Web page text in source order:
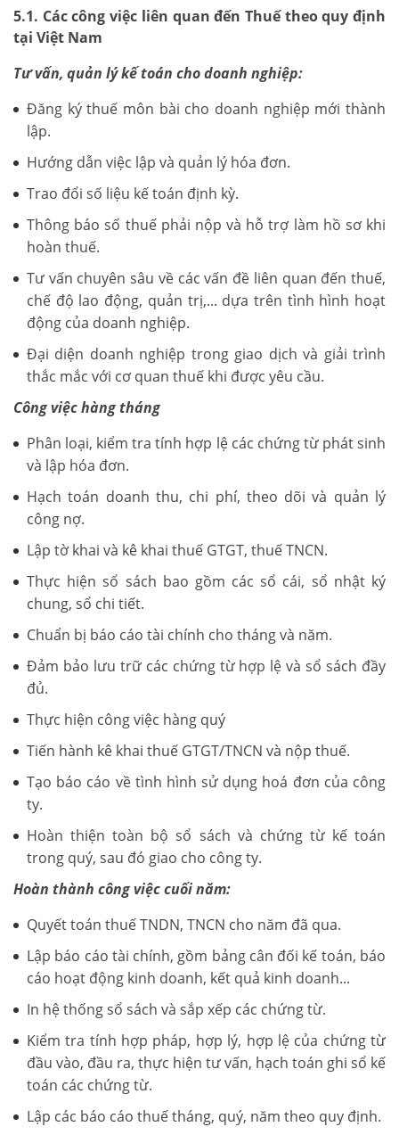
5.1. Các công việc liên quan đến Thuế theo quy định
tại Việt Nam
Tư vấn, quản lý kế toán cho doanh nghiệp:
Đăng ký thuế môn bài cho doanh nghiệp mới thành
lập.
Hướng dẫn việc lập và quản lý hóa đơn.
Trao đổi số liệu kế toán định kỳ.
Thông báo số thuế phải nộp và hỗ trợ làm hồ sơ khi
hoàn thuế.
Tư vấn chuyên sâu về các vấn đề liên quan đến thuế,
chế độ lao động, quản trị,... dựa trên tình hình hoạt
động của doanh nghiệp.
Đại diện doanh nghiệp trong giao dịch và giải trình
thắc mắc với cơ quan thuế khi được yêu cầu.
Công việc hàng tháng
Phân loại, kiểm tra tính hợp lệ các chứng từ phát sinh
và lập hóa đơn.
Hạch toán doanh thu, chi phí, theo dõi và quản lý
công nợ.
Lập tờ khai và kê khai thuế GTGT, thuế TNCN.
Thực hiện sổ sách bao gồm các sổ cái, sổ nhật ký
chung, sổ chi tiết.
Chuẩn bị báo cáo tài chính cho tháng và năm.
Đảm bảo lưu trữ các chứng từ hợp lệ và sổ sách đầy
đủ.
Thực hiện công việc hàng quý
Tiến hành kê khai thuế GTGT/TNCN và nộp thuế.
Tạo báo cáo về tình hình sử dụng hoá đơn của công
ty.
Hoàn thiện toàn bộ sổ sách và chứng từ kế toán
trong quý, sau đó giao cho công ty.
Hoàn thành công việc cuối năm:
Quyết toán thuế TNDN, TNCN cho năm đã qua.
Lập báo cáo tài chính, gồm bảng cân đối kế toán, báo
cáo hoạt động kinh doanh, kết quả kinh doanh...
In hệ thống sổ sách và sắp xếp các chứng từ.
Kiểm tra tính hợp pháp, hợp lý, hợp lệ của chứng từ
đầu vào, đầu ra, thực hiện tư vấn, hạch toán ghi sổ kế
toán các chứng từ.
Lập các báo cáo thuế tháng, quý, năm theo quy định.